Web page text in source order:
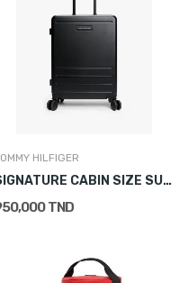
HILFIGER
SIGNATURE CABIN SIZE SUITCASE
TND